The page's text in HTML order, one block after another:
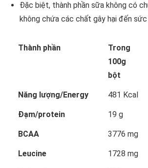
Đặc biệt, thành phần sữa không có
không chứa các chất gây hại đến
Thành phần
Trong
100g
bột
Năng lượng/Energy 481 Kcal
Đạm/protein 19 g
BCAA 3776 mg
Leucine 1728 mg